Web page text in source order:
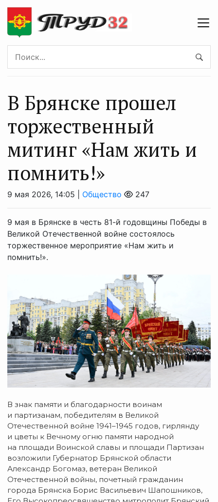
В Брянске прошел
торжественный
митинг «Нам жить и
помнить!»
9 мая 2026, 14:05 | Общество 247
9 мая в Брянске в честь 81-й годовщины Победы в
Великой Отечественной войне состоялось
торжественное мероприятие «Нам жить и
помнить!».
В знак памяти и благодарности воинам
и партизанам, победителям в Великой
Отечественной войне 1941–1945 годов, гирлянду
и цветы к Вечному огню памяти народной
на площади Воинской славы и площади Партизан
возложили Губернатор Брянской области
Александр Богомаз, ветеран Великой
Отечественной войны, почетный гражданин
города Брянска Борис Васильевич Шапошников,